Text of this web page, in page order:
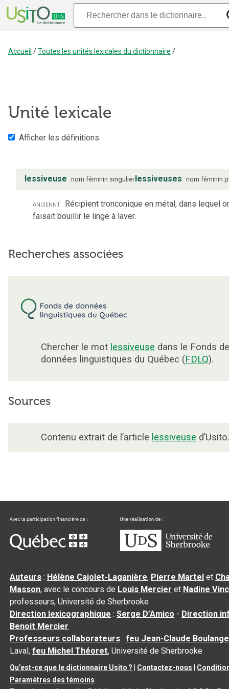
Accueil /Toutes les unités lexicales du dictionnaire /
Unité lexicale
Afficher les définitions
lessiveuse nom féminin singulierlessiveuses nom féminin
anciennt Récipient tronconique en métal, dans lequel
faisait bouillir le linge à laver.
Recherches associées
Chercher le mot lessiveuse dans le Fonds de
données linguistiques du Québec (FDLQ).
Sources
Contenu extrait de l’article lessiveuse d’Usito.
Auteurs : Hélène Cajolet-Laganière, Pierre Martel et
Masson, avec le concours de Louis Mercier et Nadine
professeurs, Université de Sherbrooke
Direction lexicographique :Serge D’Amico - Direction
Benoit Mercier
Professeurs collaborateurs :feu Jean-Claude
Laval,feu Michel Théoret, Université de Sherbrooke
Qu’est-ce que le dictionnaire Usito ? Contactez-nous
Paramètres des témoins